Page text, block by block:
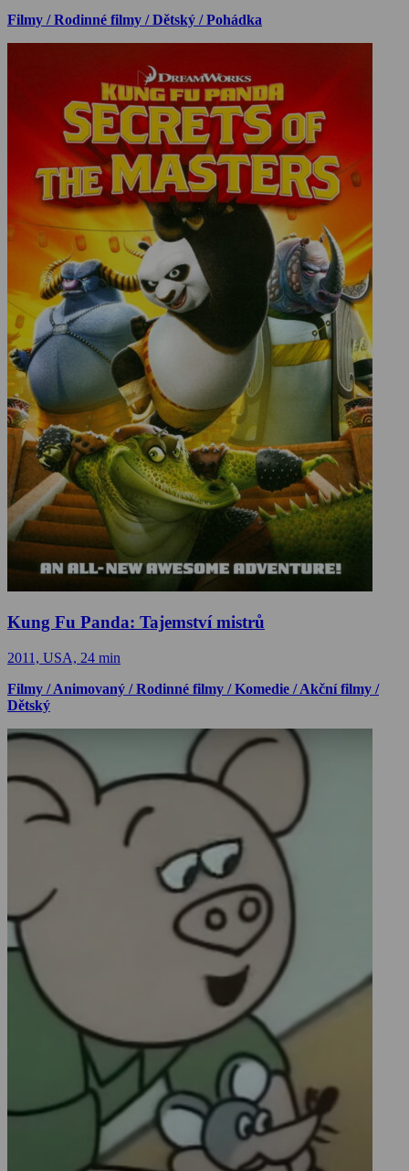
Filmy / Rodinné filmy / Dětský / Pohádka
Kung Fu Panda: Tajemství mistrů
2011, USA, 24 min
Filmy / Animovaný / Rodinné filmy / Komedie / Akční filmy /
Dětský